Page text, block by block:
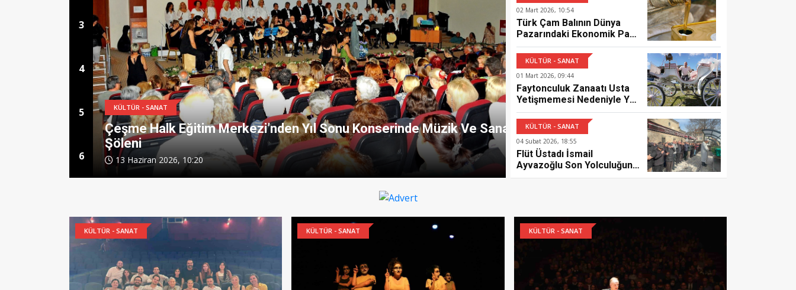
Müzik Ve Sanat KÜLTÜR - SANAT
İzmirli Sanatçı, Uluslararası Akordeon Festivalinde Jüri Üyeliği Yaptı
15 Mayıs 2026, 10:33
KÜLTÜR - SANAT
Ege’nin Iki Yakası Spor Ve Kültür
11 Mayıs 2026, 13:03
3
4
5
6
02 Mart 2026, 10:54
Türk Çam Balının Dünya
Pazarındaki Ekonomik Payı
Arttırılacak
KÜLTÜR - SANAT
01 Mart 2026, 09:44
Faytonculuk Zanaatı Usta
Yetişmemesi Nedeniyle Yok
Oluyor
KÜLTÜR - SANAT
04 Şubat 2026, 18:55
Flüt Üstadı İsmail
Ayvazoğlu Son Yolculuğuna
Uğurlandı
KÜLTÜR - SANAT KÜLTÜR - SANAT KÜLTÜR - SANAT